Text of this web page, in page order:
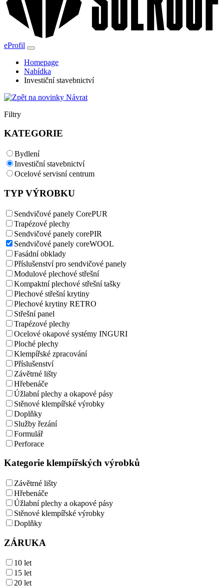
eProfil
Homepage
Nabídka
Investiční stavebnictví
Návrat
Filtry
KATEGORIE
Bydlení
Investiční stavebnictví
Ocelové servisní centrum
TYP VÝROBKU
Sendvičové panely CorePUR
Trapézové plechy
Sendvičové panely corePIR
Sendvičové panely coreWOOL
Fasádní obklady
Příslušenství pro sendvičové panely
Modulové plechové střešní
Kompaktní plechové střešní tašky
Plechové střešní krytiny
Plechové krytiny RETRO
Střešní panel
Trapézové plechy
Ocelové okapové systémy INGURI
Ploché plechy
Klempířské zpracování
Příslušenství
Závětrné lišty
Hřebenáče
Úžlabní plechy a okapové pásy
Stěnové klempířské výrobky
Doplňky
Služby řezání
Formulář
Perforace
Kategorie klempířských výrobků
Závětrné lišty
Hřebenáče
Úžlabní plechy a okapové pásy
Stěnové klempířské výrobky
Doplňky
ZÁRUKA
10 let
15 let
20 let